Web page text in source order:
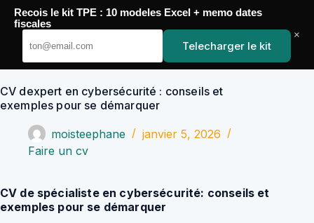
Passer
contenu
YoupiJobs
CV dexpert en cybersécurité : conseils et
exemples pour se démarquer
moisteephane
janvier 5, 2026
Faire un cv
CV de spécialiste en cybersécurité: conseils et
exemples pour se démarquer
Recois le kit TPE : 10 modeles Excel + memo dates
fiscales
Telecharger le kit
×